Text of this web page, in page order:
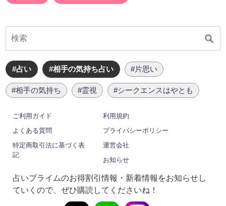
#占い #相手の気持ち占い #片思い
#相手の気持ち #霊視 #シークエンスはやとも
ご利用ガイド
利用規約
よくある質問
プライバシーポリシー
特定商取引法に基づく表
記
運営会社
お知らせ
占いプライムのお得割引情報・新着情報をお知らせし
ていくので、ぜひ購読してくださいね！